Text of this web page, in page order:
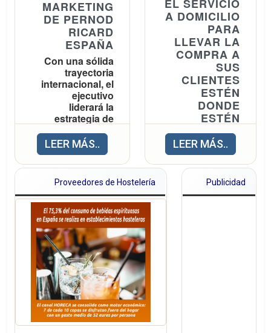
Veritas ha distribuido 6.000 unidades de
este gazpacho, que está disponible en los 97
supermercados de la cadena y en su tienda
online. La campaña estará activa durante
todo el verano, hasta la finalización de estas
existencias.
MARKETING
DE PERNOD
RICARD
ESPAÑA
Con una sólida
trayectoria
internacional, el
ejecutivo
liderará la
estrategia de
marketing y el
posicionamiento
de las marcas
del Grupo en
España
Pernod Ricard
España, compañía
líder de
espirituosos con
marcas como
Beefeater,
Ballantine’s,
Seagram’s, Absolut
LEER MÁS..
EL SERVICIO
A DOMICILIO
PARA
LLEVAR LA
COMPRA A
SUS
CLIENTES
ESTÉN
DONDE
ESTÉN
La amplia oferta
de sus 240
puestos incluye
20.000
productos, de
los cuales el
LEER MÁS..
Proveedores de Hostelería Publicidad